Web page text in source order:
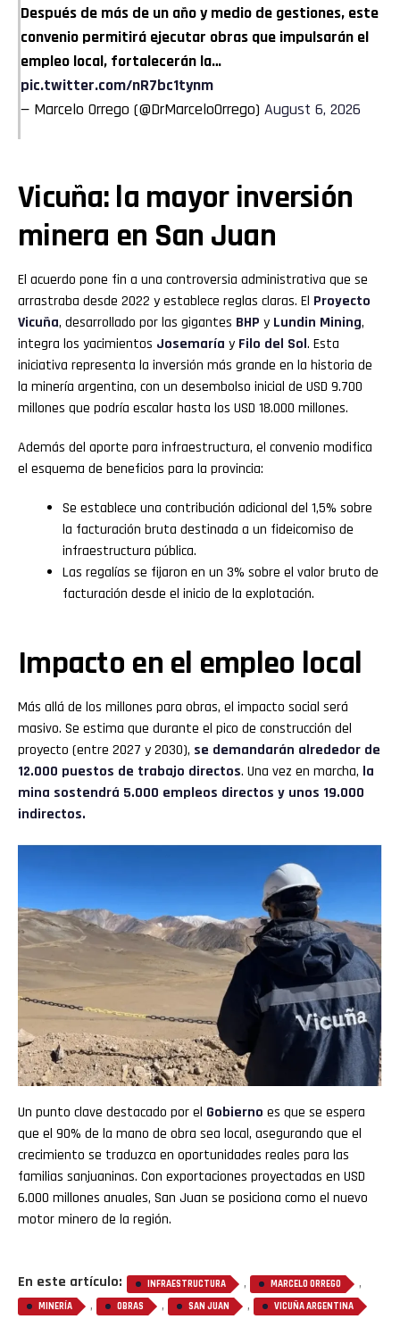
Después de más de un año y medio de gestiones, este
convenio permitirá ejecutar obras que impulsarán el
empleo local, fortalecerán la…
pic.twitter.com/nR7bc1tynm
— Marcelo Orrego (@DrMarceloOrrego) August 6, 2026
Vicuña: la mayor inversión
minera en San Juan
El acuerdo pone fin a una controversia administrativa que se
arrastraba desde 2022 y establece reglas claras. El Proyecto
Vicuña, desarrollado por las gigantes BHP y Lundin Mining,
integra los yacimientos Josemaría y Filo del Sol. Esta
iniciativa representa la inversión más grande en la historia de
la minería argentina, con un desembolso inicial de USD 9.700
millones que podría escalar hasta los USD 18.000 millones.
Además del aporte para infraestructura, el convenio modifica
el esquema de beneficios para la provincia:
Se establece una contribución adicional del 1,5% sobre
la facturación bruta destinada a un fideicomiso de
infraestructura pública.
Las regalías se fijaron en un 3% sobre el valor bruto de
facturación desde el inicio de la explotación.
Impacto en el empleo local
Más allá de los millones para obras, el impacto social será
masivo. Se estima que durante el pico de construcción del
proyecto (entre 2027 y 2030), se demandarán alrededor de
12.000 puestos de trabajo directos. Una vez en marcha, la
mina sostendrá 5.000 empleos directos y unos 19.000
indirectos.
Un punto clave destacado por el Gobierno es que se espera
que el 90% de la mano de obra sea local, asegurando que el
crecimiento se traduzca en oportunidades reales para las
familias sanjuaninas. Con exportaciones proyectadas en USD
6.000 millones anuales, San Juan se posiciona como el nuevo
motor minero de la región.
En este artículo: INFRAESTRUCTURA , MARCELO ORREGO ,
MINERÍA , OBRAS , SAN JUAN , VICUÑA ARGENTINA